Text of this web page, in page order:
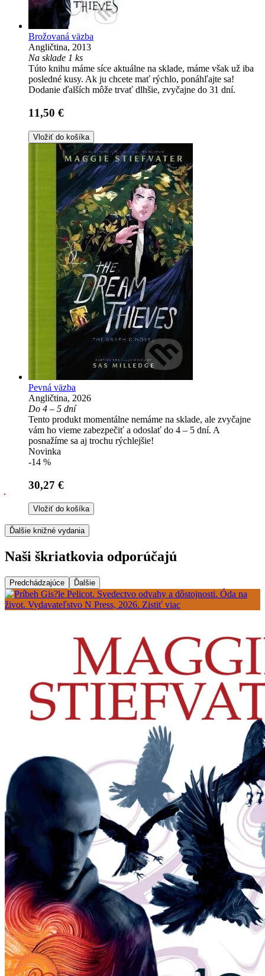
Brožovaná väzba
Angličtina, 2013
Na sklade 1 ks
Túto knihu máme síce aktuálne na sklade, máme však už iba
posledné kusy. Ak ju chcete mať rýchlo, ponáhľajte sa!
Dodanie ďalších môže trvať dlhšie, zvyčajne do 31 dní.
11,50 €
Vložiť do košíka
Pevná väzba
Angličtina, 2026
Do 4 – 5 dní
Tento produkt momentálne nemáme na sklade, ale zvyčajne
vám ho vieme zabezpečiť a odoslať do 4 – 5 dní. A
posnažíme sa aj trochu rýchlejšie!
Novinka
-14 %
30,27 €
Vložiť do košíka
Ďalšie knižné vydania
Naši škriatkovia odporúčajú
Predchádzajúce Ďalšie